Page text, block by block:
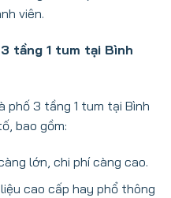
viên.
tầng 1 tum tại Bình
phố 3 tầng 1 tum tại Bình
bao gồm:
lớn, chi phí càng cao.
cao cấp hay phổ thông